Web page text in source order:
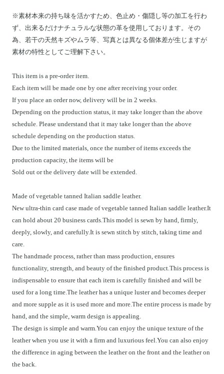
※素材本来の持ち味を活かすため、色止め・傷隠し等の加工を行わ
ず、出来るだけナチュラルな状態の革を使用しております。その
為、若干の天然キズやムラ等、写真とは異なる個体差が生じますが
素材の特性としてご理解下さい。
This item is a pre-order item.
Each item will be made one by one after receiving your order.
If you place an order now, delivery will be in 2 weeks.
Depending on the production status, it may take longer than the above
schedule. Please understand that it may take longer than the above
schedule depending on the production status.
Due to the limited materials, once the number of items exceeds the
production capacity, the items will be
Sold out or the delivery date will be extended.
Made of vegetable tanned Italian saddle leather.
New ultra-thin card case made of vegetable tanned Italian saddle leather.It
can hold about 20 business cards.This model is sewn by hand, firmly,
deeply, slowly, and carefully.It is sewn stitch by stitch, taking time and
care.
The handmade process, rather than mass production, ensures
functionality, strength, and beauty of the finished product.This process is
indispensable to ensure that each item is carefully finished and will be
used for a long time.The leather has a unique luster and becomes deeper
and more supple as it is used more and more.The entire process is made by
hand, and the simple, warm design is appealing.
The design is simple and warm.You can enjoy the unique texture of the
leather when you use it with a firm and luxurious feel.You can also enjoy
the difference in aging between the leather on the front and the leather on
the back.